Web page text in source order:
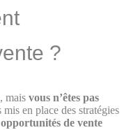
?
mais vous n’êtes pas
en place des stratégies
de vente